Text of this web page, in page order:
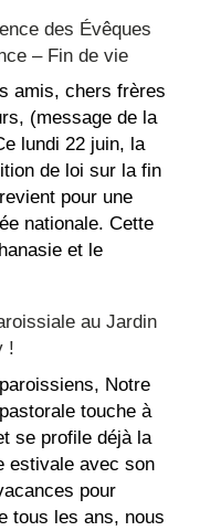
recette
repos,
bon
été
des Évêques
– Fin de vie
amis, chers frères
(message de la
lundi 22 juin, la
de loi sur la fin
pour une
nationale. Cette
et le
au Jardin
!
Notre
touche à
se profile déjà la
estivale avec son
pour
tous les ans, nous